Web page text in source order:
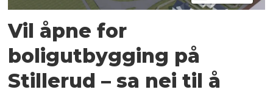
Vil åpne for
boligutbygging på
Stillerud – sa nei til å